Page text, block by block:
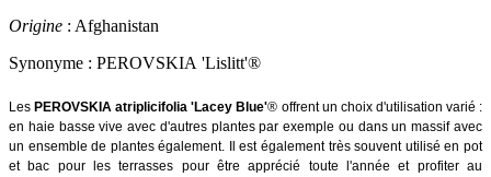
Origine : Afghanistan
Synonyme : PEROVSKIA 'Lislitt'®
Les PEROVSKIA atriplicifolia 'Lacey Blue'® offrent un choix d'utilisation varié :
en haie basse vive avec d'autres plantes par exemple ou dans un massif avec
un ensemble de plantes également. Il est également très souvent utilisé en pot
et bac pour les terrasses pour être apprécié toute l'année et profiter au